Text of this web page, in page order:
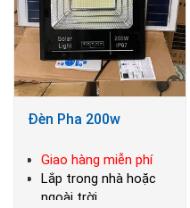
Đèn Pha 200w
Giao hàng miễn phí
Lắp trong nhà hoặc
ngoài trời